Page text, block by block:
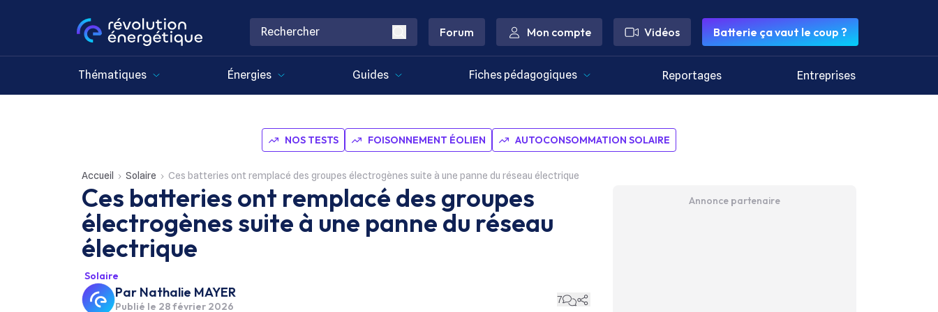
Forum Mon compte Vidéos Batterie ça vaut le coup ?
Thématiques Énergies Guides Fiches pédagogiques Reportages Entreprises
NOS TESTS FOISONNEMENT ÉOLIEN AUTOCONSOMMATION SOLAIRE
Accueil Solaire Ces batteries ont remplacé des groupes électrogènes suite à une panne du réseau électrique
Ces batteries ont remplacé des groupes
électrogènes suite à une panne du réseau
électrique
Solaire
Par Nathalie MAYER
Publié le 28 février 2026
7
Annonce partenaire